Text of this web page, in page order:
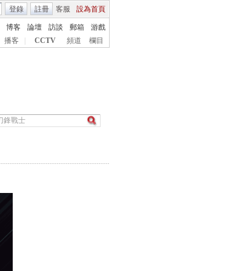
客服 設為首頁
登錄 註冊
博客 論壇 訪談 郵箱
游戲
播客 CCTV 頻道 欄目